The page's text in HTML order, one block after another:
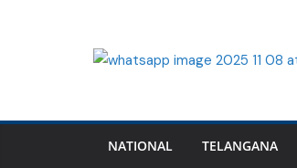
NATIONAL TELANGANA